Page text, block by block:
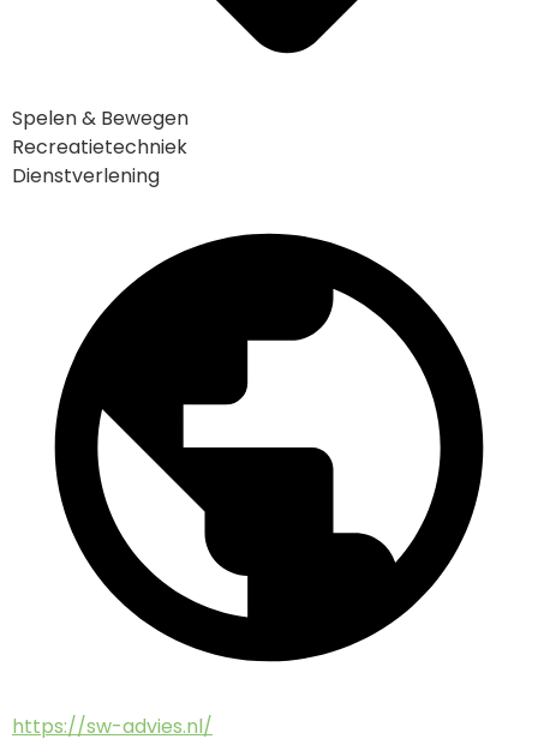
Spelen & Bewegen
Recreatietechniek
Dienstverlening
https://sw-advies.nl/